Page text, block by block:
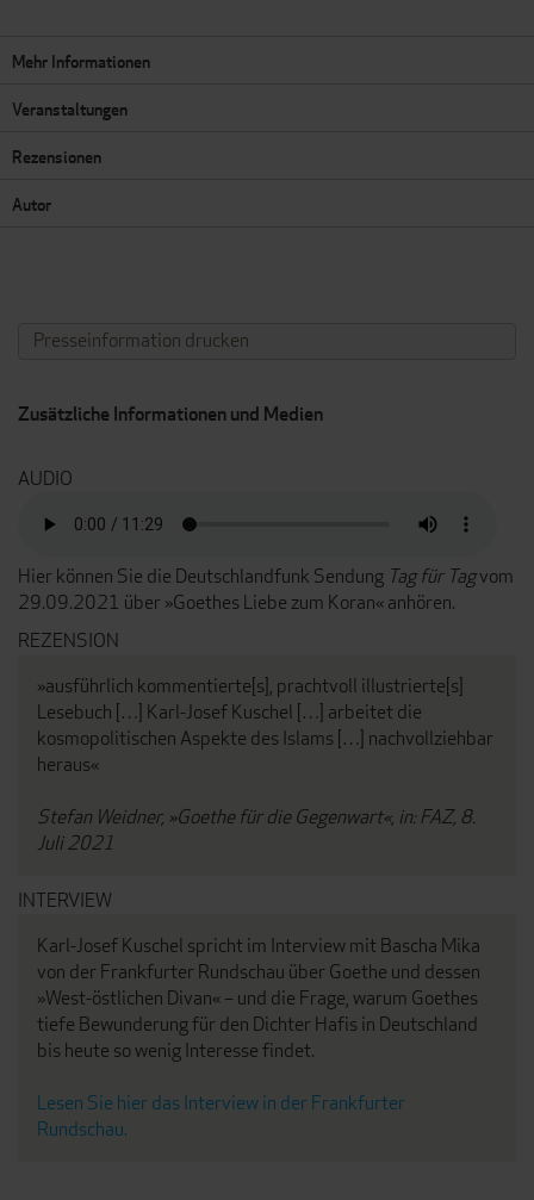
Mehr Informationen
Veranstaltungen
Rezensionen
Autor
Presseinformation drucken
Zusätzliche Informationen und Medien
AUDIO
Hier können Sie die Deutschlandfunk Sendung Tag für Tagvom
29.09.2021 über »Goethes Liebe zum Koran« anhören.
REZENSION
»ausführlich kommentierte[s], prachtvoll illustrierte[s]
Lesebuch […] Karl-Josef Kuschel […] arbeitet die
kosmopolitischen Aspekte des Islams […] nachvollziehbar
heraus«
Stefan Weidner, »Goethe für die Gegenwart«, in: FAZ, 8.
Juli 2021
INTERVIEW
Karl-Josef Kuschel spricht im Interview mit Bascha Mika
von der Frankfurter Rundschau über Goethe und dessen
»West-östlichen Divan« – und die Frage, warum Goethes
tiefe Bewunderung für den Dichter Hafis in Deutschland
bis heute so wenig Interesse findet.
Lesen Sie hier das Interview in der Frankfurter
Rundschau.